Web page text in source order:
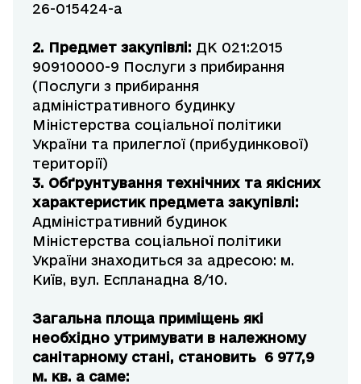
26-015424-a
2. Предмет закупівлі: ДК 021:2015
90910000-9 Послуги з прибирання
(Послуги з прибирання
адміністративного будинку
Міністерства соціальної політики
України та прилеглої (прибудинкової)
території)
3. Обґрунтування технічних та якісних
характеристик предмета закупівлі:
Адміністративний будинок
Міністерства соціальної політики
України знаходиться за адресою: м.
Київ, вул. Еспланадна 8/10.
Загальна площа приміщень які
необхідно утримувати в належному
санітарному стані, становить 6 977,9
м. кв. а саме: